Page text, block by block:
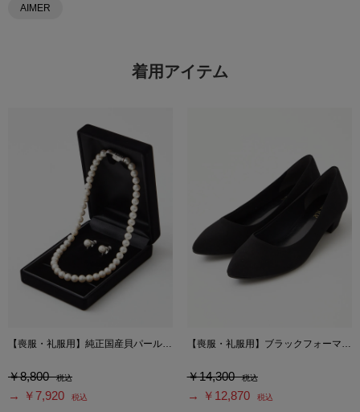
AIMER
着用アイテム
￥8,800 税込
→ ￥7,920 税込
￥14,300 税込
→ ￥12,870 税込